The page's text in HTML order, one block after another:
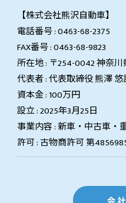
【株式会社熊沢自動車】
電話番号 : 0463-68-2375
FAX番号 : 0463-68-9823
所在地 : 〒254-0042 神奈
代表者 : 代表取締役 熊澤 悠
資本金 : 100万円
設立 : 2025年3月25日
事業内容 : 新車・中古車
許可 : 古物商許可 第